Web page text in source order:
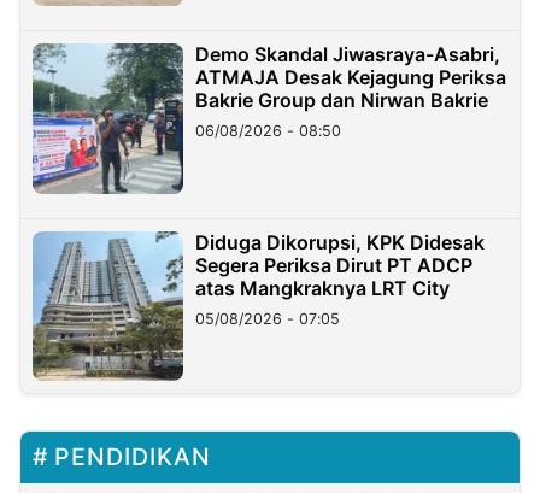
Demo Skandal Jiwasraya-Asabri,
ATMAJA Desak Kejagung Periksa
Bakrie Group dan Nirwan Bakrie
06/08/2026 - 08:50
Diduga Dikorupsi, KPK Didesak
Segera Periksa Dirut PT ADCP
atas Mangkraknya LRT City
05/08/2026 - 07:05
PENDIDIKAN